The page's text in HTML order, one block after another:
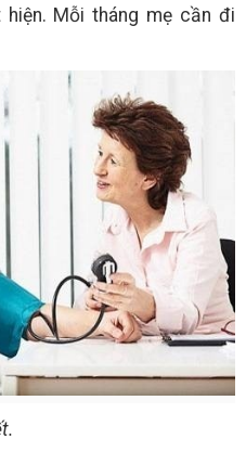
Mỗi tháng mẹ cần đi